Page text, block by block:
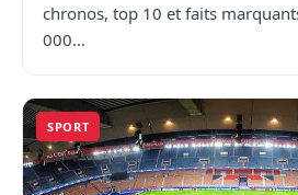
chronos, top 10 et faits
000…
SPORT